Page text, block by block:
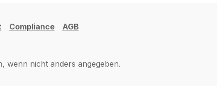
Compliance AGB
wenn nicht anders angegeben.